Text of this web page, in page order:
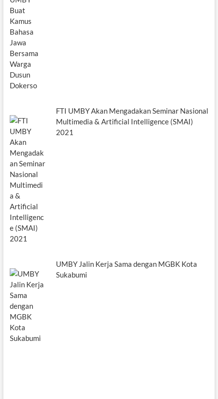
FTI UMBY Akan Mengadakan Seminar Nasional
Multimedia & Artificial Intelligence (SMAI)
2021
UMBY Jalin Kerja Sama dengan MGBK Kota
Sukabumi